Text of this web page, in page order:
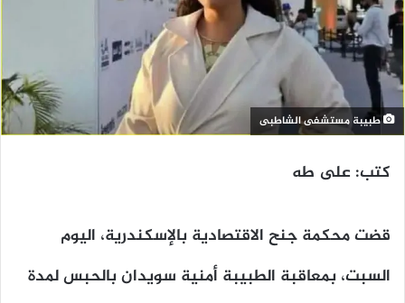
طبيبة مستشفى الشاطبى
كتب: على طه
قضت محكمة جنح الاقتصادية بالإسكندرية، اليوم
السبت، بمعاقبة الطبيبة أمنية سويدان بالحبس لمدة